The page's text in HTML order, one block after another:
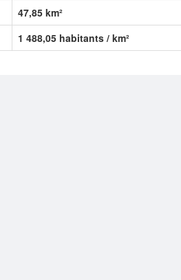
47,85 km²
1 488,05 habitants / km²